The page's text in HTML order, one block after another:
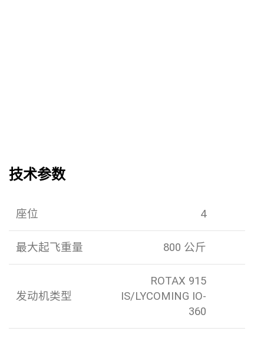
技术参数
座位 4
最大起飞重量 800 公斤
发动机类型
ROTAX 915
IS/LYCOMING IO-
360